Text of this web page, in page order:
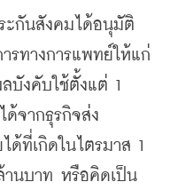
กันสังคมได้อนุมัติ
รทางการแพทย์ให้แก่
งคับใช้ตั้งแต่ 1
จากธุรกิจส่ง
ด้ที่เกิดในไตรมาส 1
านบาท หรือคิดเป็น